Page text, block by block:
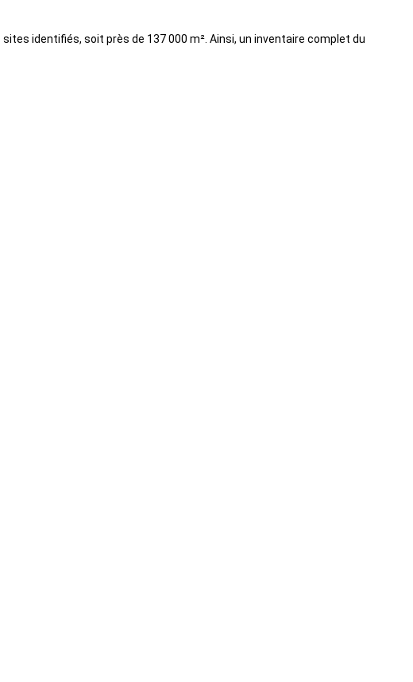
identifiés, soit près de 137 000 m². Ainsi, un inventaire complet du